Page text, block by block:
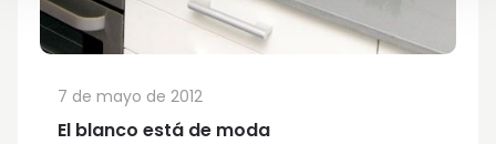
El blanco está de moda
7 de mayo de 2012